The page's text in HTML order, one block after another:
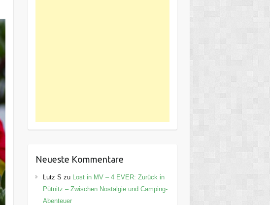
Neueste Kommentare
Lutz S zu
Lost in MV – 4 EVER: Zurück in
Pütnitz – Zwischen Nostalgie und Camping-
Abenteuer